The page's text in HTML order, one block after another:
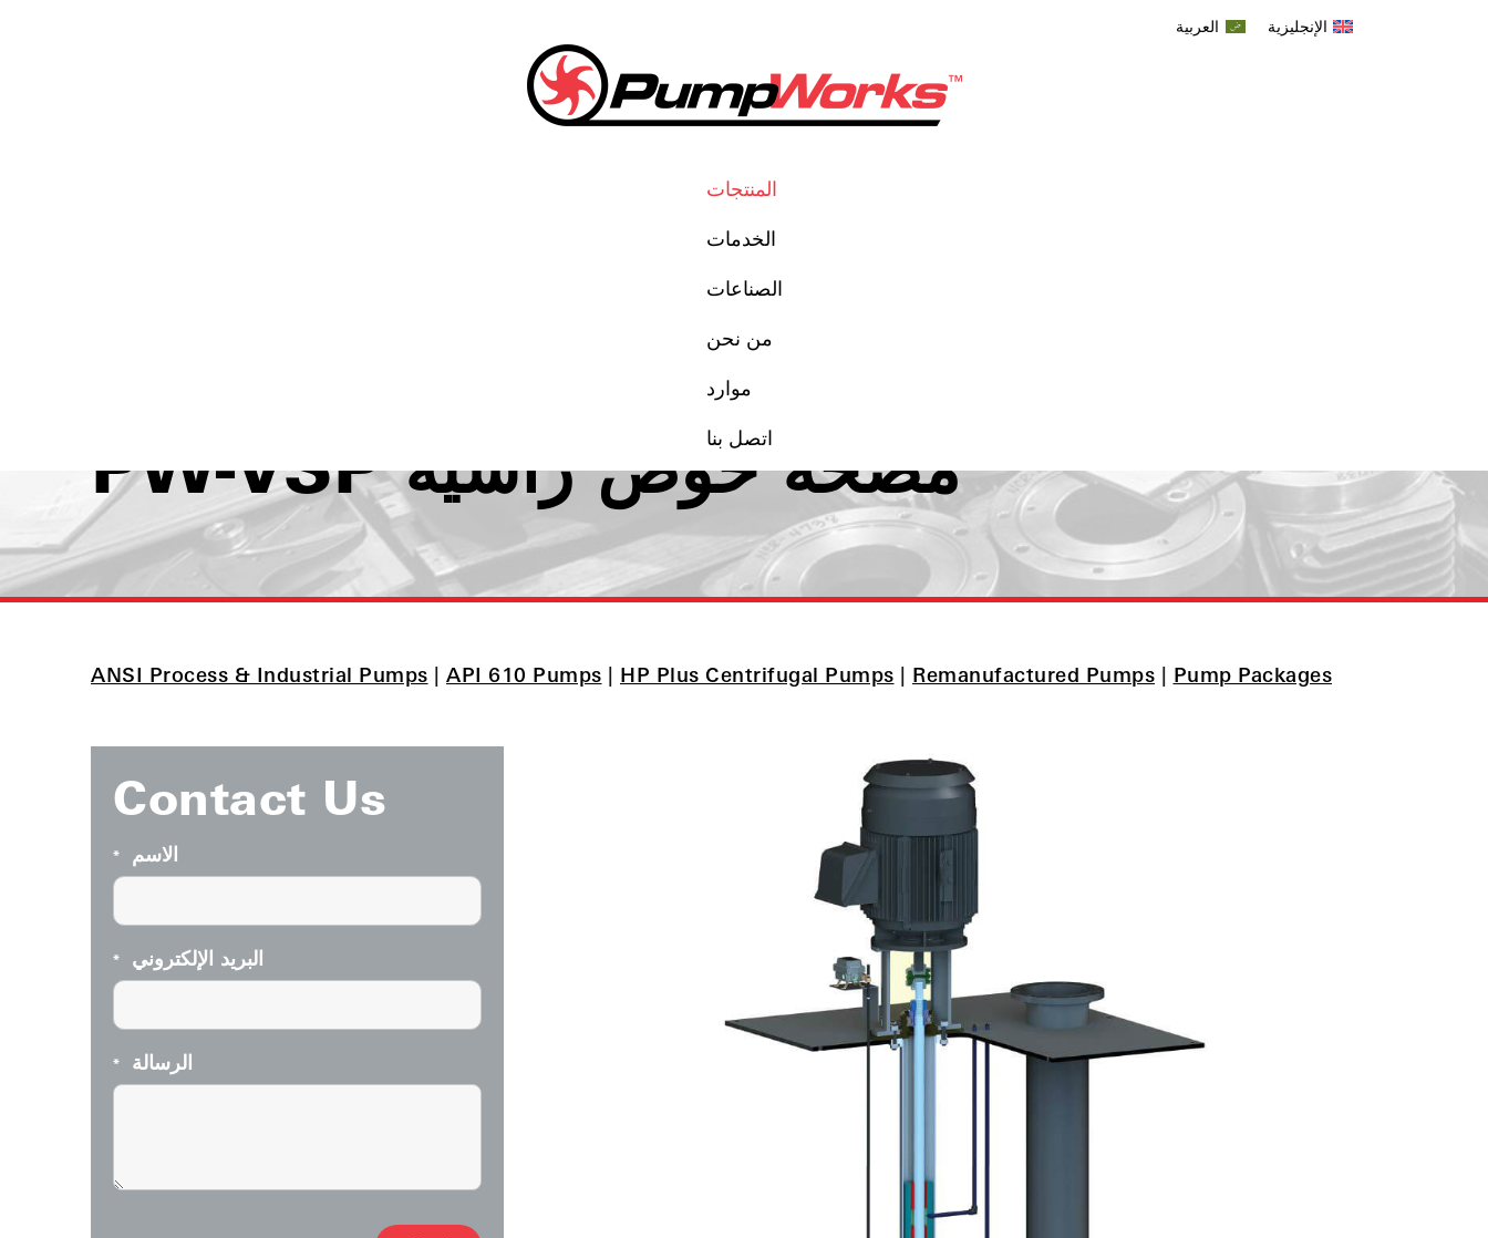
الإنجليزية العربية
المنتجات
الخدمات
الصناعات
من نحن
موارد
اتصل بنا
مضخة حوض رأسية PW-VSP
ANSI Process & Industrial Pumps | API 610 Pumps | HP Plus Centrifugal Pumps | Remanufactured Pumps | Pump Packages
Contact Us
الاسم *
البريد الإلكتروني *
الرسالة *